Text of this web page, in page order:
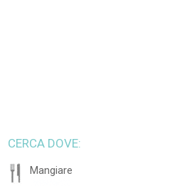
CERCA DOVE:
Mangiare